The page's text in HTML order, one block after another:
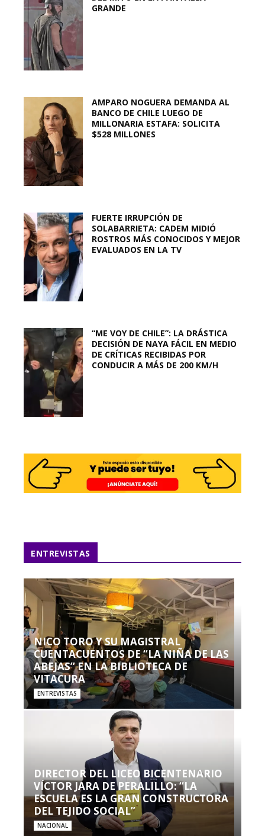
GRANDE
AMPARO NOGUERA DEMANDA AL
BANCO DE CHILE LUEGO DE
MILLONARIA ESTAFA: SOLICITA
$528 MILLONES
FUERTE IRRUPCIÓN DE
SOLABARRIETA: CADEM MIDIÓ
ROSTROS MÁS CONOCIDOS Y MEJOR
EVALUADOS EN LA TV
“ME VOY DE CHILE”: LA DRÁSTICA
DECISIÓN DE NAYA FÁCIL EN MEDIO
DE CRÍTICAS RECIBIDAS POR
CONDUCIR A MÁS DE 200 KM/H
ENTREVISTAS
NICO TORO Y SU MAGISTRAL
CUENTACUENTOS DE “LA NIÑA DE LAS
ABEJAS” EN LA BIBLIOTECA DE
VITACURA
ENTREVISTAS
DIRECTOR DEL LICEO BICENTENARIO
VÍCTOR JARA DE PERALILLO: “LA
ESCUELA ES LA GRAN CONSTRUCTORA
DEL TEJIDO SOCIAL”
NACIONAL